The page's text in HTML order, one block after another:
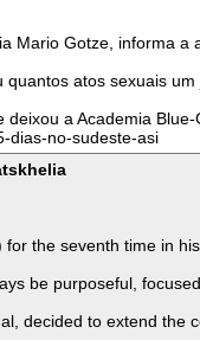
Mario Gotze, informa
quantos atos sexuais
a Academia
dias-no-sudeste-asi
the seventh time in
be purposeful,
decided to extend